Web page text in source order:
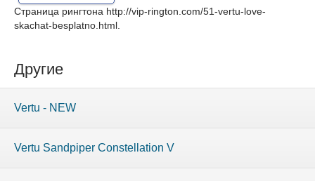
Страница рингтона http://vip-rington.com/51-vertu-love-
skachat-besplatno.html
Другие
Vertu - NEW
Vertu Sandpiper Constellation V